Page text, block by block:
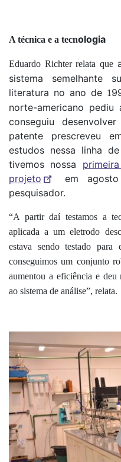
A técnica e a tecnologia
Eduardo Richter relata que
sistema semelhante
literatura no ano de 1
norte-americano
conseguiu
patente prescreveu
estudos nessa linha
tivemos nossa
projeto
em agosto
pesquisador.
“A partir daí testamos a
aplicada a um eletrodo
estava sendo testado
conseguimos um conjunto
aumentou a eficiência e
ao sistema de análise”, relata.